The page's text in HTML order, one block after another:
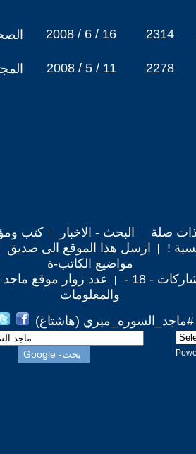
2008 / 6 / 16 2314
2008 / 5 / 11 2278
صلة البحث - الاخبار كتب
! ارسل هذا الموقع الى صديق
مواضيع الكاتب-ة
- 18 - عدد زوار موقع ماجد
والمعلومات
#ماجد_السوره_ميري (هاشتاغ)